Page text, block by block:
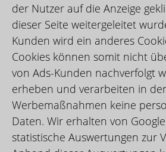
der Nutzer auf die Anzeige
dieser Seite weitergeleitet
Kunden wird ein anderes
Cookies können somit nicht
von Ads-Kunden nachverfolgt
erheben und verarbeiten in
Werbemaßnahmen keine
Daten. Wir erhalten von
statistische Auswertungen zur